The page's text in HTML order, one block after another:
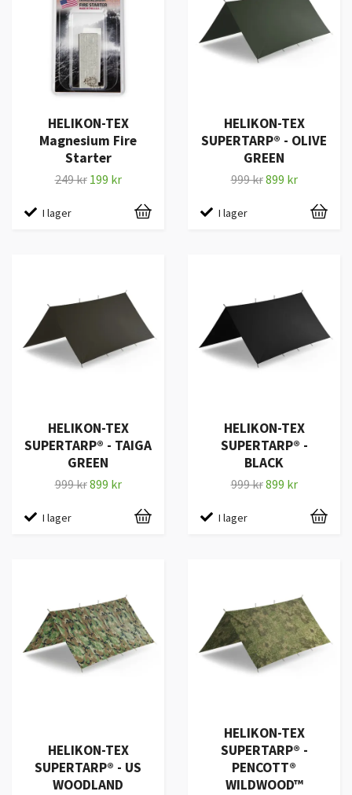
HELIKON-TEX
Magnesium Fire
Starter
249 kr 199 kr
I lager
HELIKON-TEX
SUPERTARP® - OLIVE
GREEN
999 kr899 kr
I lager
HELIKON-TEX
SUPERTARP® - TAIGA
GREEN
999 kr899 kr
I lager
HELIKON-TEX
SUPERTARP® -
BLACK
999 kr899 kr
I lager
HELIKON-TEX
SUPERTARP® - US
WOODLAND
HELIKON-TEX
SUPERTARP® -
PENCOTT®
WILDWOOD™